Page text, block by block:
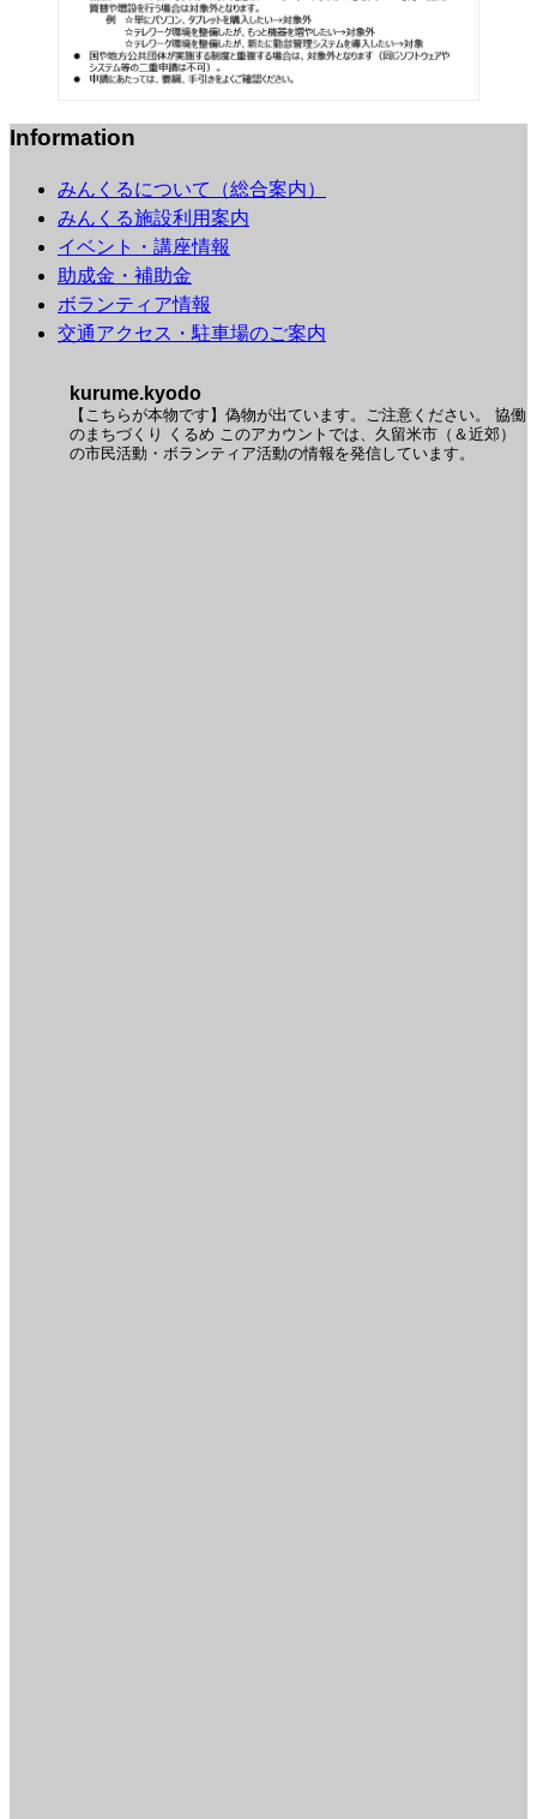
Information
みんくるについて（総合案内）
みんくる施設利用案内
イベント・講座情報
助成金・補助金
ボランティア情報
交通アクセス・駐車場のご案内
kurume.kyodo
【こちらが本物です】偽物が出ています。ご注意ください。
協働
のまちづくり くるめ このアカウントでは、久留米市（＆近郊）
の市民活動・ボランティア活動の情報を発信しています。